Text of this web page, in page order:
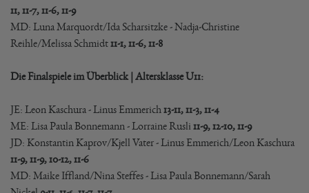
11, 11-7, 11-6, 11-9
MD: Luna Marquordt/Ida Scharsitzke - Nadja-Christine
Reihle/Melissa Schmidt11-1, 11-6, 11-8
Die Finalspiele im Überblick | Altersklasse U11:
JE: Leon Kaschura - Linus Emmerich 13-11, 11-3, 11-4
ME: Lisa Paula Bonnemann - Lorraine Rusli 11-9, 12-10, 11-9
JD: Konstantin Kaprov/Kjell Vater - Linus Emmerich/Leon Kaschura
11-9, 11-9, 10-12, 11-6
MD: Maike Iffland/Nina Steffes - Lisa Paula Bonnemann/Sarah